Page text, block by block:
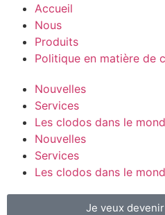
Accueil
Nous
Produits
Politique en matière de
Nouvelles
Services
Les clodos dans le
Nouvelles
Services
Les clodos dans le
Je veux